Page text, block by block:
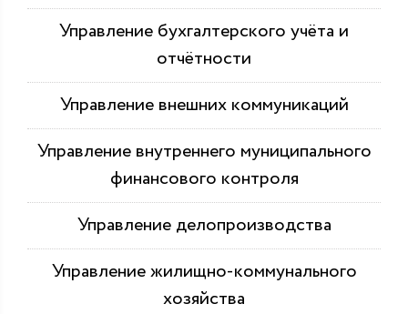
Управление бухгалтерского учёта и
отчётности
Управление внешних коммуникаций
Управление внутреннего муниципального
финансового контроля
Управление делопроизводства
Управление жилищно-коммунального
хозяйства